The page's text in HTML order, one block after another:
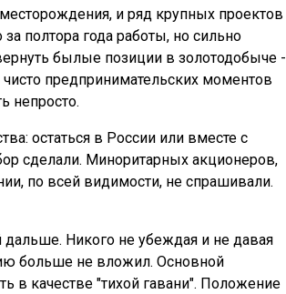
и ряд крупных проектов
полтора года работы, но сильно
былые позиции в золотодобыче -
предпринимательских моментов
непросто.
остаться в России или вместе с
сделали. Миноритарных акционеров,
по всей видимости, не спрашивали.
дальше. Никого не убеждая и не давая
больше не вложил. Основной
в качестве "тихой гавани". Положение